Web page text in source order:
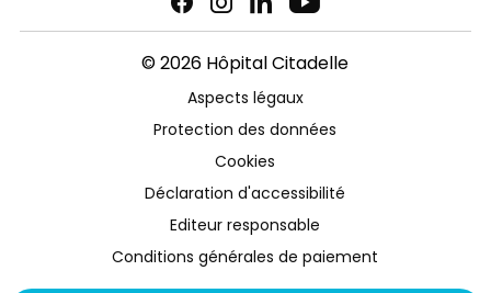
© 2026 Hôpital Citadelle
Aspects légaux
Protection des données
Cookies
Déclaration d'accessibilité
Editeur responsable
Conditions générales de paiement